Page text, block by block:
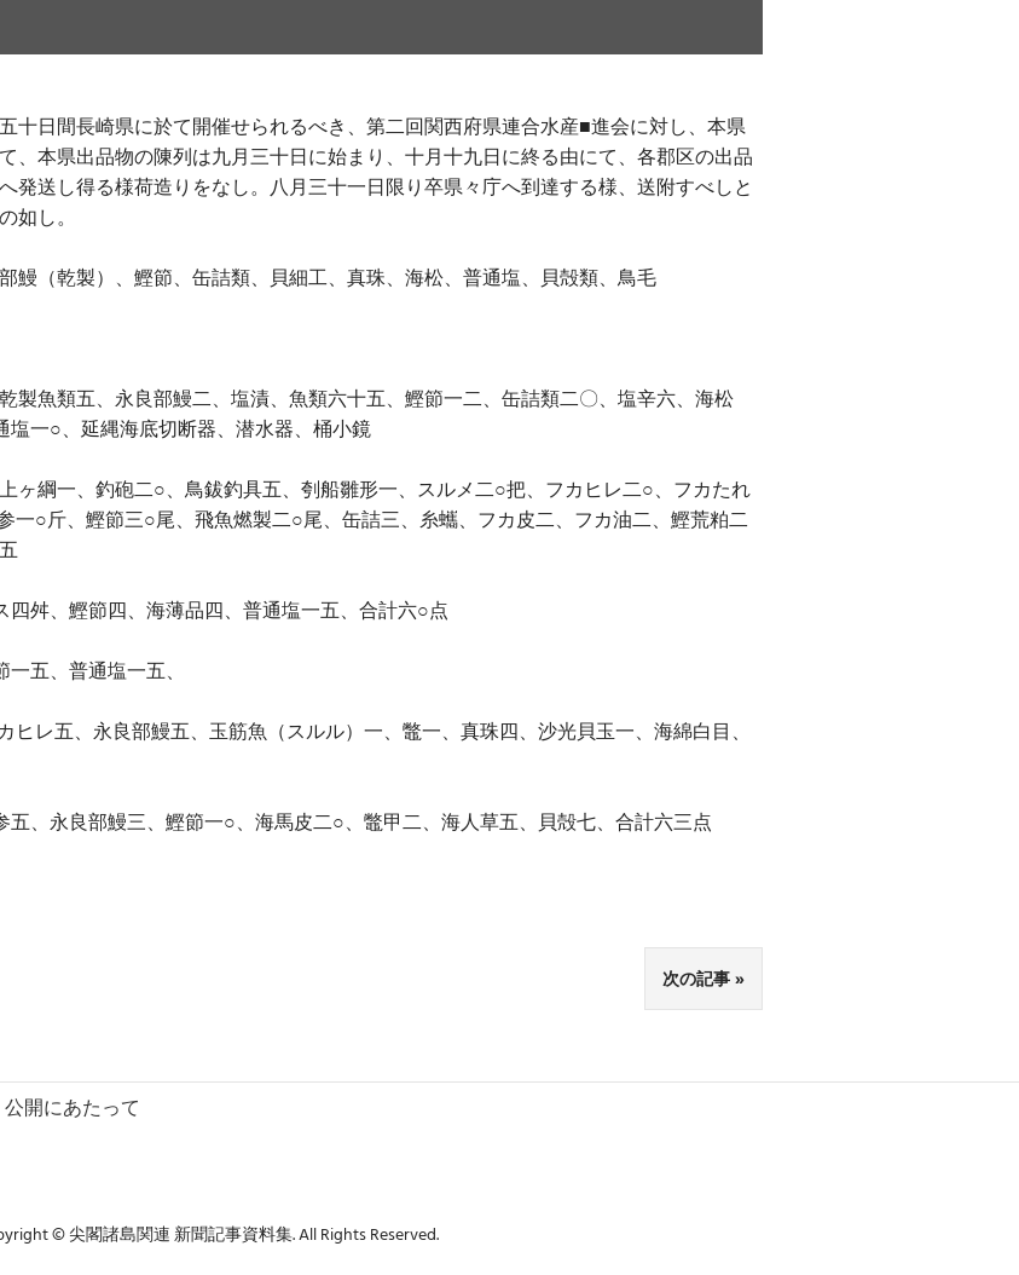
十日間長崎県に於て開催せられるべき、第二回関西府県連合水産■進会に対し、本県
、本県出品物の陳列は九月三十日に始まり、十月十九日に終る由にて、各郡区の出品
発送し得る様荷造りをなし。八月三十一日限り卒県々庁へ到達する様、送附すべしと
如し。
鰻（乾製）、鰹節、缶詰類、貝細工、真珠、海松、普通塩、貝殻類、鳥毛
製魚類五、永良部鰻二、塩漬、魚類六十五、鰹節一二、缶詰類二〇、塩辛六、海松
一○、延縄海底切断器、潜水器、桶小鏡
ヶ綱一、釣砲二○、鳥鈸釣具五、刳船雛形一、スルメ二○把、フカヒレ二○、フカたれ
一○斤、鰹節三○尾、飛魚燃製二○尾、缶詰三、糸蠵、フカ皮二、フカ油二、鰹荒粕二
舛、鰹節四、海薄品四、普通塩一五、合計六○点
五、普通塩一五、
レ五、永良部鰻五、玉筋魚（スルル）一、鼈一、真珠四、沙光貝玉一、海綿白目、
、永良部鰻三、鰹節一○、海馬皮二○、鼈甲二、海人草五、貝殻七、合計六三点
次の記事
公開にあたって
© 尖閣諸島関連 新聞記事資料集. All Rights Reserved.